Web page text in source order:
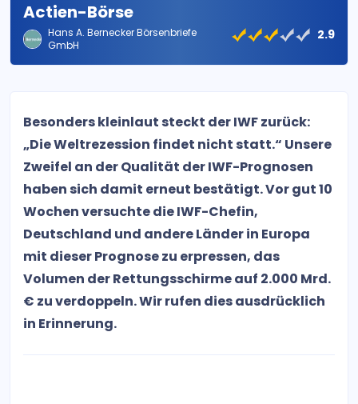
Actien-Börse
Hans A. Bernecker Börsenbriefe
GmbH
2.9
Besonders kleinlaut steckt der IWF zurück:
„Die Weltrezession findet nicht statt.“ Unsere
Zweifel an der Qualität der IWF-Prognosen
haben sich damit erneut bestätigt. Vor gut 10
Wochen versuchte die IWF-Chefin,
Deutschland und andere Länder in Europa
mit dieser Prognose zu erpressen, das
Volumen der Rettungsschirme auf 2.000 Mrd.
€ zu verdoppeln. Wir rufen dies ausdrücklich
in Erinnerung.